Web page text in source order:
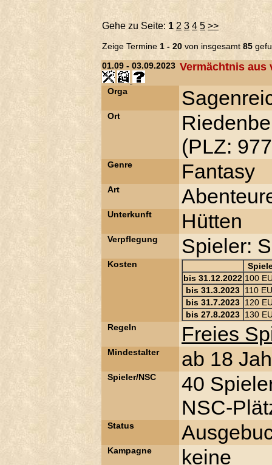
Gehe zu Seite:1 2 3 4 5 >>
Zeige Termine 1 - 20 von insgesamt 85
01.09 - 03.09.2023 Vermächtnis aus
Orga
Ort
(PLZ:
Genre Fantasy
Art
Unterkunft Hütten
Verpflegung Spieler:
Kosten
bis 31.12.2022 100
bis 31.3.2023 110
bis 31.7.2023 120
bis 27.8.2023 130
Regeln
Freies
Mindestalter ab 18
Spieler/NSC
40
NSC-
Status
Kampagne keine